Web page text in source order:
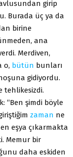
girip
Burada üç ya da
birine
ana
Merdiven,
o, bütün bunları
gidiyordu.
tehlikesizdi.
“Ben şimdi böyle
zaman ne
eşya çıkarmakta
Memur bir
daha eskiden